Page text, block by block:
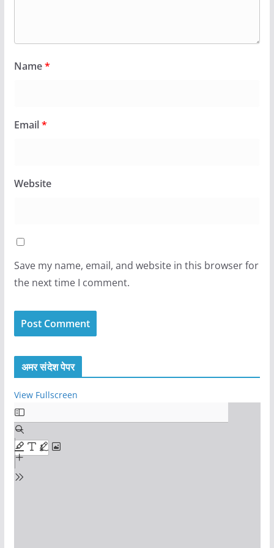
Name*
Email*
Website
Save my name, email, and website in this browser for
the next time I comment.
अमर संदेश पेपर
View Fullscreen
S
k
i
p
t